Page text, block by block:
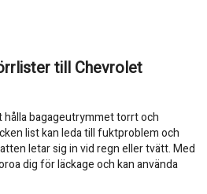
till Chevrolet
bagageutrymmet torrt och
list kan leda till fuktproblem och
letar sig in vid regn eller tvätt. Med
dig för läckage och kan använda